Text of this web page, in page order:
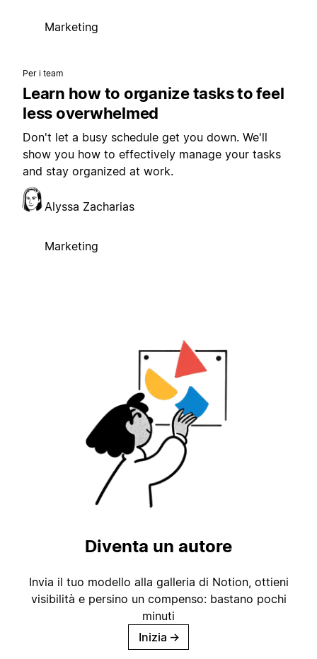
Marketing
Per i team
Learn how to organize tasks to feel
less overwhelmed
Don't let a busy schedule get you down. We'll
show you how to effectively manage your tasks
and stay organized at work.
Alyssa Zacharias
Marketing
Diventa un autore
Invia il tuo modello alla galleria di Notion, ottieni
visibilità e persino un compenso: bastano pochi
minuti
Inizia →